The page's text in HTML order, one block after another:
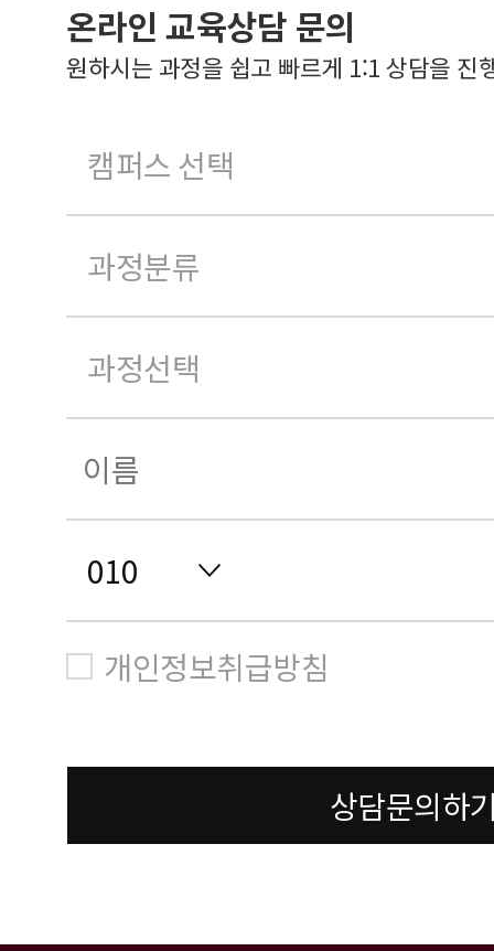
온라인 교육상담 문의
원하시는 과정을 쉽고 빠르게 1:1 상담을 진
개인정보취급방침
상담문의하